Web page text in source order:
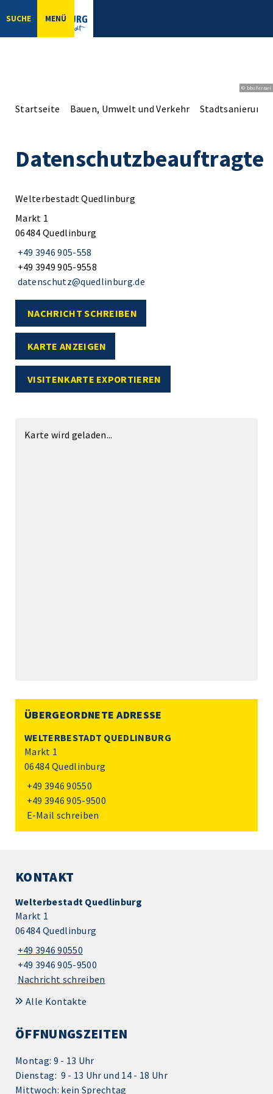
SUCHE MENÜ
© bbsferrari
Startseite Bauen, Umwelt und Verkehr Stadtsanierung
Datenschutzbeauftragte
Welterbestadt Quedlinburg
Markt 1
06484 Quedlinburg
+49 3946 905-558
+49 3949 905-9558
datenschutz@quedlinburg.de
NACHRICHT SCHREIBEN
KARTE ANZEIGEN
VISITENKARTE EXPORTIEREN
Karte wird geladen...
ÜBERGEORDNETE ADRESSE
WELTERBESTADT QUEDLINBURG
Markt 1
06484 Quedlinburg
+49 3946 90550
+49 3946 905-9500
E-Mail schreiben
KONTAKT
Welterbestadt Quedlinburg
Markt 1
06484 Quedlinburg
+49 3946 90550
+49 3946 905-9500
Nachricht schreiben
Alle Kontakte
ÖFFNUNGSZEITEN
Montag: 9 - 13 Uhr
Dienstag: 9 - 13 Uhr und 14 - 18 Uhr
Mittwoch: kein Sprechtag